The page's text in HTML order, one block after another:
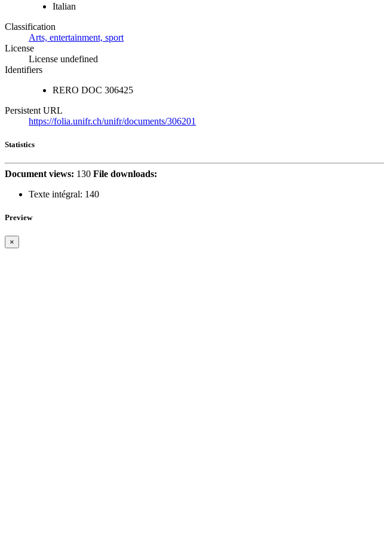
Italian
Classification
Arts, entertainment, sport
License
License undefined
Identifiers
RERO DOC 306425
Persistent URL
https://folia.unifr.ch/unifr/documents/306201
Statistics
Document views: 130 File downloads:
Texte intégral: 140
Preview
×